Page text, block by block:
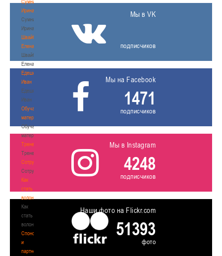
Сумникова
Ирина
Сумникова
Ирина
Швайбович
Елена
Швайбович
Елена
Едешко
Иван
Едешко
Иван
Обучающие
материалы
Обучающие
материалы
Тренерам
Тренерам
Сотрудничество
Сотрудничество
Как
стать
волонтером
Как
стать
волонтером
Спонсоры
и
партнеры
Мы в VK
подписчиков
Мы на Facebook
1471
подписчиков
Мы в Instagram
4248
подписчиков
Наши фото на Flickr.com
51393
фото